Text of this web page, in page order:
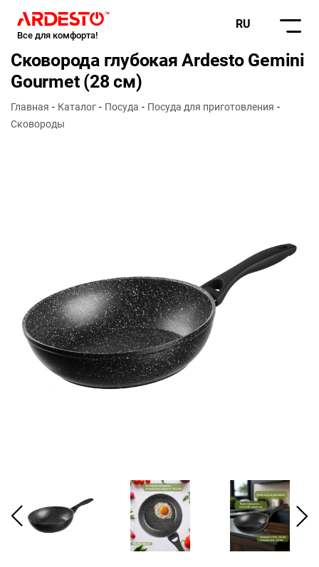
Все для комфорта!
RU
Сковорода глубокая Ardesto Gemini
Gourmet (28 см)
Главная Каталог Посуда
Посуда для приготовления
Сковороды